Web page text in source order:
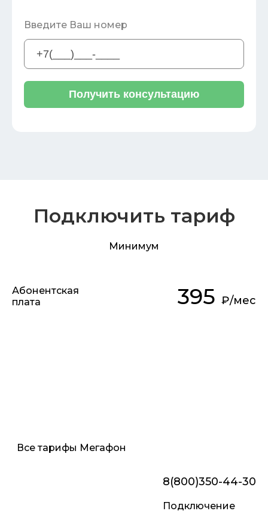
Введите Ваш номер
Получить консультацию
Подключить тариф
Минимум
Абонентская
плата
395 ₽/мес
Все тарифы Мегафон
8(800)350-44-30
Подключение